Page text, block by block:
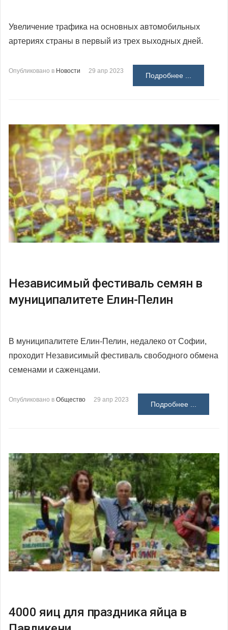
Увеличение трафика на основных автомобильных
артериях страны в первый из трех выходных дней.
Опубликовано в Новости 29 апр 2023
Подробнее ...
Независимый фестиваль семян в
муниципалитете Елин-Пелин
В муниципалитете Елин-Пелин, недалеко от Софии,
проходит Независимый фестиваль свободного обмена
семенами и саженцами.
Опубликовано в Общество 29 апр 2023
Подробнее ...
4000 яиц для праздника яйца в